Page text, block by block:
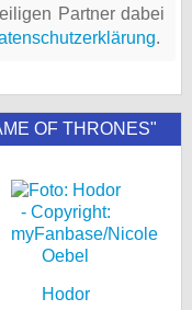
Partner dabei
.
OF THRONES"
Hodor